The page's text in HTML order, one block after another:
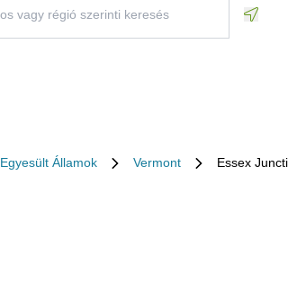
Egyesült Államok Vermont Essex